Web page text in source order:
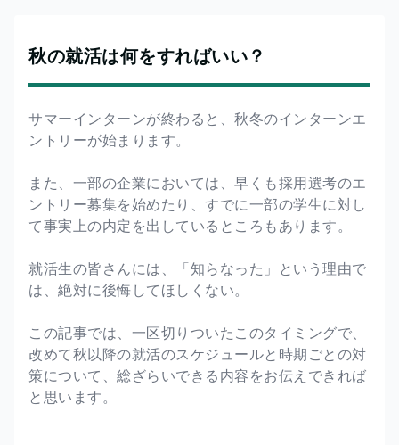
秋の就活は何をすればいい？
サマーインターンが終わると、秋冬のインターンエ
ントリーが始まります。
また、一部の企業においては、早くも採用選考のエ
ントリー募集を始めたり、すでに一部の学生に対し
て事実上の内定を出しているところもあります。
就活生の皆さんには、「知らなった」という理由で
は、絶対に後悔してほしくない。
この記事では、一区切りついたこのタイミングで、
改めて秋以降の就活のスケジュールと時期ごとの対
策について、総ざらいできる内容をお伝えできれば
と思います。